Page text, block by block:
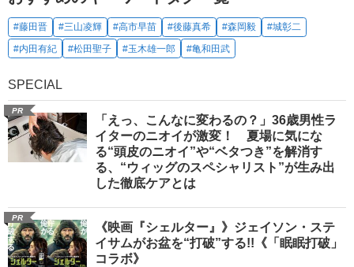
#藤田晋 #三山凌輝 #高市早苗 #後藤真希 #森岡毅
#城彰二
#内田有紀
#松田聖子 #玉木雄一郎 #亀和田武
SPECIAL
PR
「えっ、こんなに変わるの？」36歳男性ラ
イターのニオイが激変！ 夏場に気にな
る“頭皮のニオイ”や“ベタつき”を解消す
る、“ウィッグのスペシャリスト”が生み出
した徹底ケアとは
PR
《映画『シェルター』》ジェイソン・ステ
イサムがお盆を“打破”する!!《「眠眠打破」
コラボ》